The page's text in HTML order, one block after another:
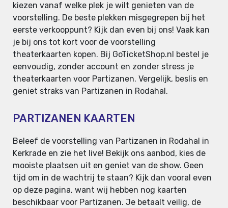
kiezen vanaf welke plek je wilt genieten van de
voorstelling. De beste plekken misgegrepen bij het
eerste verkooppunt? Kijk dan even bij ons! Vaak kan
je bij ons tot kort voor de voorstelling
theaterkaarten kopen. Bij GoTicketShop.nl bestel je
eenvoudig, zonder account en zonder stress je
theaterkaarten voor Partizanen. Vergelijk, beslis en
geniet straks van Partizanen in Rodahal.
PARTIZANEN KAARTEN
Beleef de voorstelling van Partizanen in Rodahal in
Kerkrade en zie het live! Bekijk ons aanbod, kies de
mooiste plaatsen uit en geniet van de show. Geen
tijd om in de wachtrij te staan? Kijk dan vooral even
op deze pagina, want wij hebben nog kaarten
beschikbaar voor Partizanen. Je betaalt veilig, de